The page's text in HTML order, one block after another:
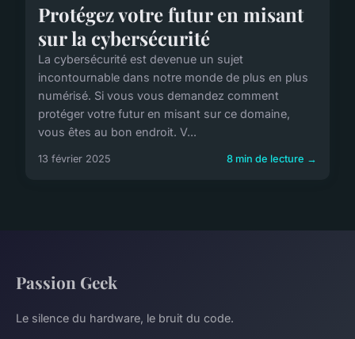
Protégez votre futur en misant
sur la cybersécurité
La cybersécurité est devenue un sujet
incontournable dans notre monde de plus en plus
numérisé. Si vous vous demandez comment
protéger votre futur en misant sur ce domaine,
vous êtes au bon endroit. V...
13 février 2025 8 min de lecture →
Passion Geek
Le silence du hardware, le bruit du code.